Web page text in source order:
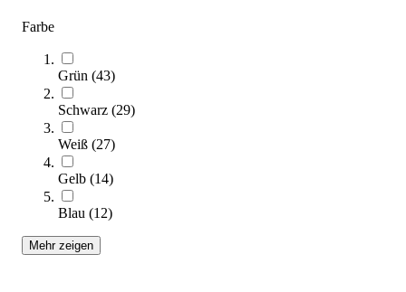
Farbe
Grün (43)
Schwarz (29)
Weiß (27)
Gelb (14)
Blau (12)
Mehr zeigen
Seite
Sortieren nach